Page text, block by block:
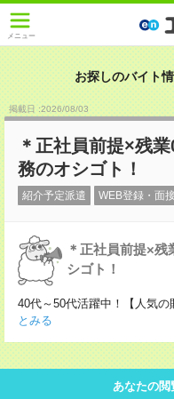
メニュー
お探しのバイト
掲載日 :2026/08/03
＊正社員前提×残
務のオシゴト！
紹介予定派遣 WEB登録・面
＊正社員前提×
シゴト！
40代～50代活躍中！【人気
とみる
あなたの閲